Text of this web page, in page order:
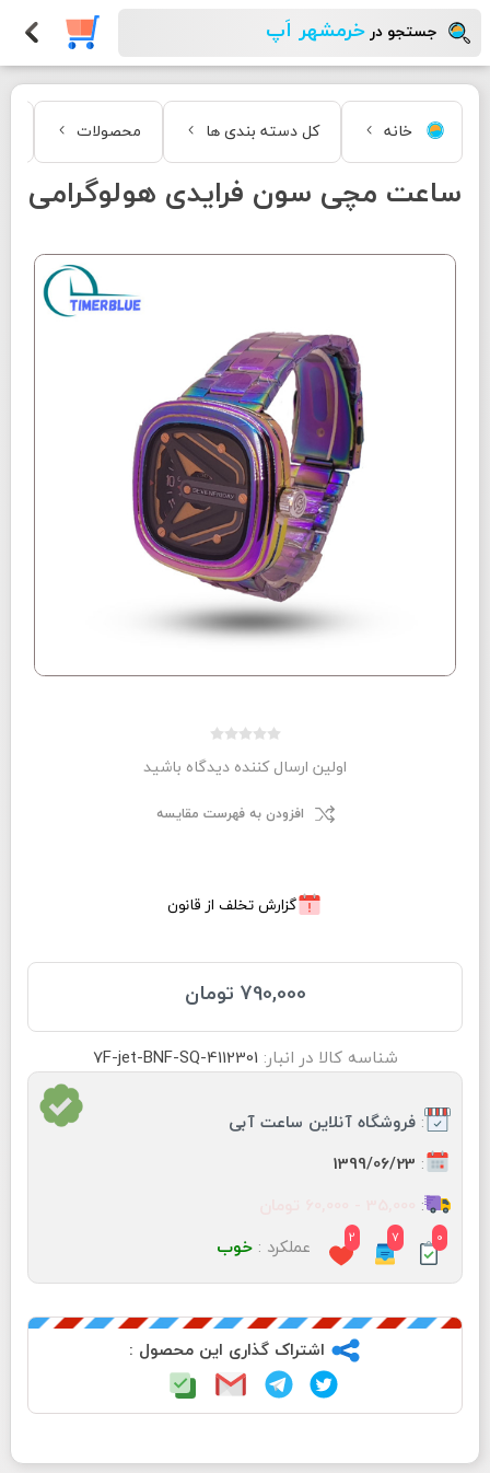
جستجو در خرمشهر اَپ
خانه کل دسته بندی ها محصولات
ساعت مچی سون فرایدی هولوگرامی
اولین ارسال کننده دیدگاه باشید
افزودن به فهرست مقایسه
گزارش تخلف از قانون
790,000 تومان
شناسه کالا در انبار: 7F-jet-BNF-SQ-4112301
: فروشگاه آنلاین ساعت آبی
:
1399/06/23
:
0
7
2 عملکرد : خوب
اشتراک گذاری این محصول :